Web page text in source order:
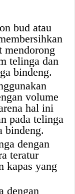
bud atau
mendorong
telinga dan
bindeng.
volume
hal ini
pada telinga
bindeng.
dengan
teratur
kapas yang
dengan